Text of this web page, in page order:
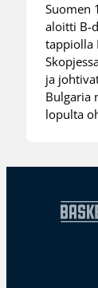
Suomen
aloitti B-
tappiolla
ja
Bulgaria
lopulta